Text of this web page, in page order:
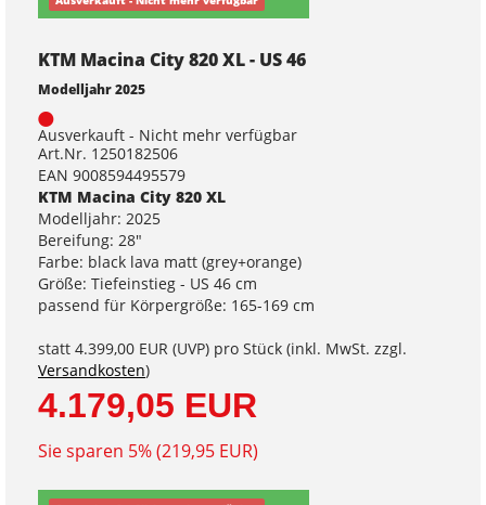
KTM Macina City 820 XL - US 46
Modelljahr 2025
Ausverkauft - Nicht mehr verfügbar
Art.Nr. 1250182506
EAN 9008594495579
KTM Macina City 820 XL
Modelljahr: 2025
Bereifung: 28"
Farbe: black lava matt (grey+orange)
Größe: Tiefeinstieg - US 46 cm
passend für Körpergröße: 165-169 cm
statt 4.399,00 EUR (UVP) pro Stück (inkl. MwSt. zzgl.
Versandkosten)
4.179,05 EUR
Sie sparen 5% (219,95 EUR)